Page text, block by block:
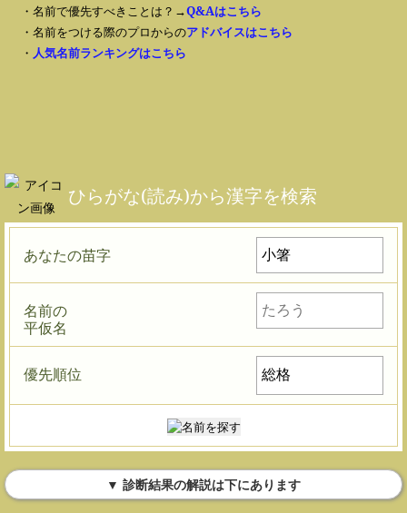
・名前で優先すべきことは？→Q&Aはこちら
・名前をつける際のプロからのアドバイスはこちら
・ 人気名前ランキングはこちら
ひらがな(読み)から漢字を検索
あなたの苗字
名前の
平仮名
優先順位
▼ 診断結果の解説は下にあります